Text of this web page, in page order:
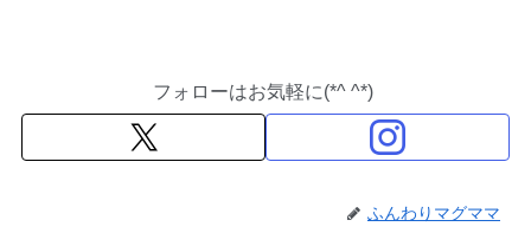
フォローはお気軽に(*^ ^*)
ふんわりマグママ